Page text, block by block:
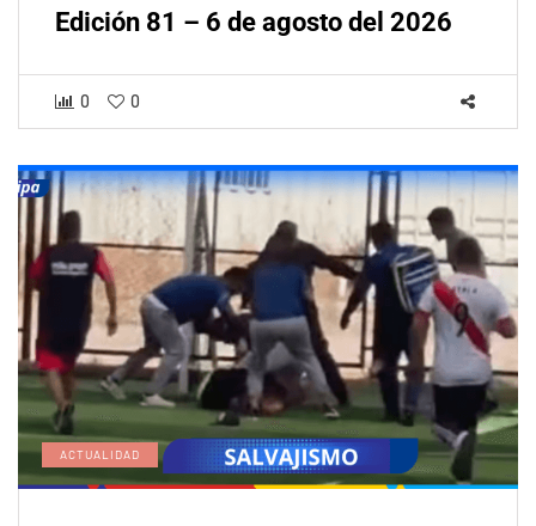
Edición 81 – 6 de agosto del 2026
0 0
ACTUALIDAD